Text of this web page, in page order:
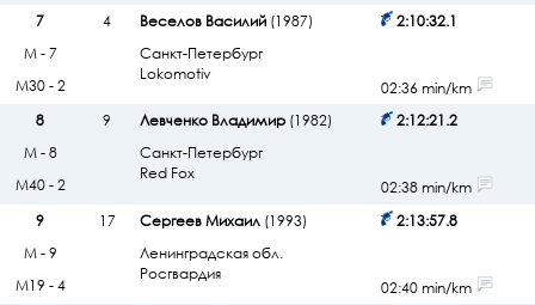
7
4 Веселов Василий(1987)
Санкт-Петербург
Lokomotiv
2:10:32.1
М - 7
М30 - 2
02:36 min/km
8
9 Левченко Владимир(1982)
Санкт-Петербург
Red Fox
2:12:21.2
М - 8
М40 - 2
02:38 min/km
9
17 Сергеев Михаил(1993)
Ленинградская обл.
Росгвардия
2:13:57.8
М - 9
М19 - 4
02:40 min/km